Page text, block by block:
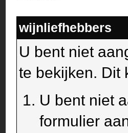
wijnliefhebbers
U bent niet
te bekijken. Dit
U bent niet
formulier